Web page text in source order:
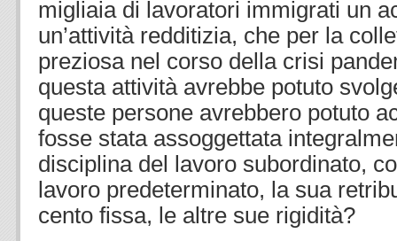
migliaia di lavoratori immigrati un
un’attività redditizia, che per la
preziosa nel corso della crisi
questa attività avrebbe potuto
queste persone avrebbero potuto
fosse stata assoggettata
disciplina del lavoro subordinato,
lavoro predeterminato, la sua
cento fissa, le altre sue rigidità?